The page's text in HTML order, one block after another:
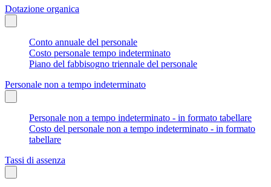
Dotazione organica
Conto annuale del personale
Costo personale tempo indeterminato
Piano del fabbisogno triennale del personale
Personale non a tempo indeterminato
Personale non a tempo indeterminato - in formato tabellare
Costo del personale non a tempo indeterminato - in formato
tabellare
Tassi di assenza